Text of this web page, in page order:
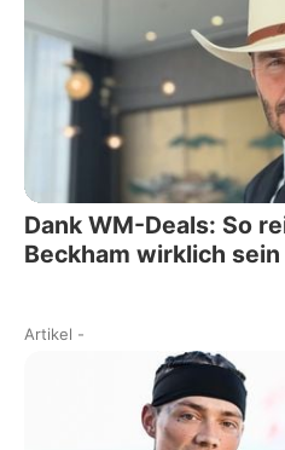
Dank WM-Deals: So
Beckham wirklich sein
Artikel -